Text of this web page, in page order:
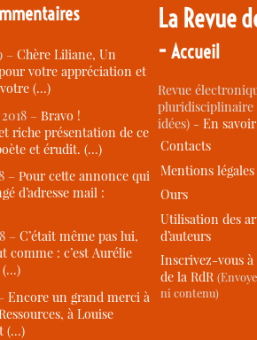
–Chère Liliane, Un
votre appréciation et
(…)
–Bravo !
riche présentation de ce
et érudit. (…)
–Pour cette annonce qui
d’adresse mail :
–C’était même pas lui,
comme : c’est Aurélie
(…)
Encore un grand merci à
à Louise
(…)
La Revue
-Accueil
Revue
idées) -En
Contacts
Mentions légales
Ours
Utilisation des
d’auteurs
Inscrivez-vous
de la RdR
ni contenu)